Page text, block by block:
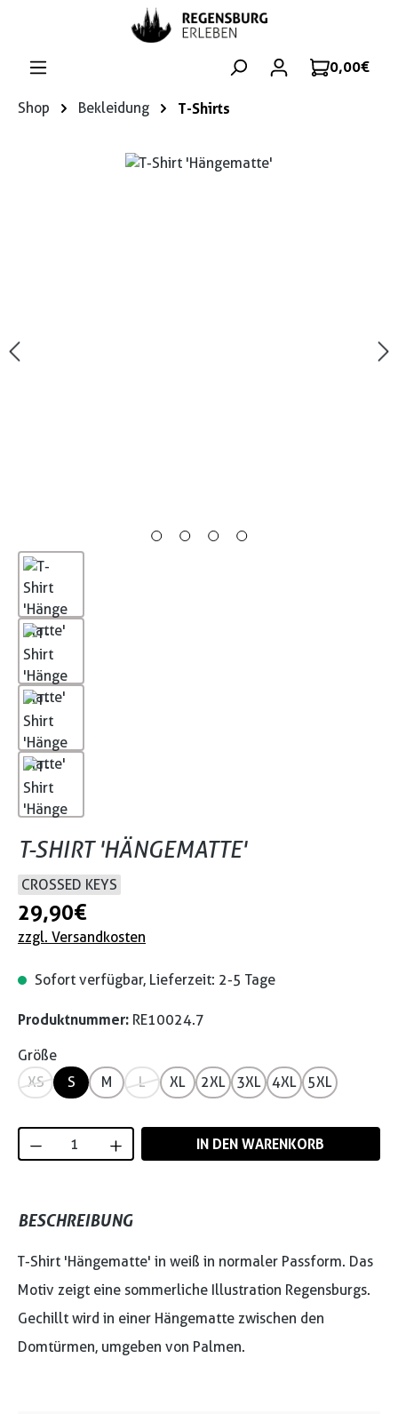
Zum Hauptinhalt springen
0,00 €
Shop Bekleidung T-Shirts
Bildergalerie überspringen
T-SHIRT 'HÄNGEMATTE'
CROSSED KEYS
29,90 €
zzgl. Versandkosten
Sofort verfügbar, Lieferzeit: 2-5 Tage
Produktnummer: RE10024.7
Größe
XS
S M L XL 2XL 3XL 4XL 5XL
Produkt Anzahl: Gib den gewünschten
IN DEN WARENKORB
BESCHREIBUNG
T-Shirt 'Hängematte' in weiß in normaler Passform. Das
Motiv zeigt eine sommerliche Illustration Regensburgs.
Gechillt wird in einer Hängematte zwischen den
Domtürmen, umgeben von Palmen.